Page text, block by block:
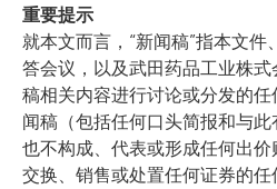
重要提示
就本文而言，“新闻稿”指本文
答会议，以及武田药品工业株式
稿相关内容进行讨论或分发的
闻稿（包括任何口头简报和与
也不构成、代表或形成任何出价
交换、销售或处置任何证券的